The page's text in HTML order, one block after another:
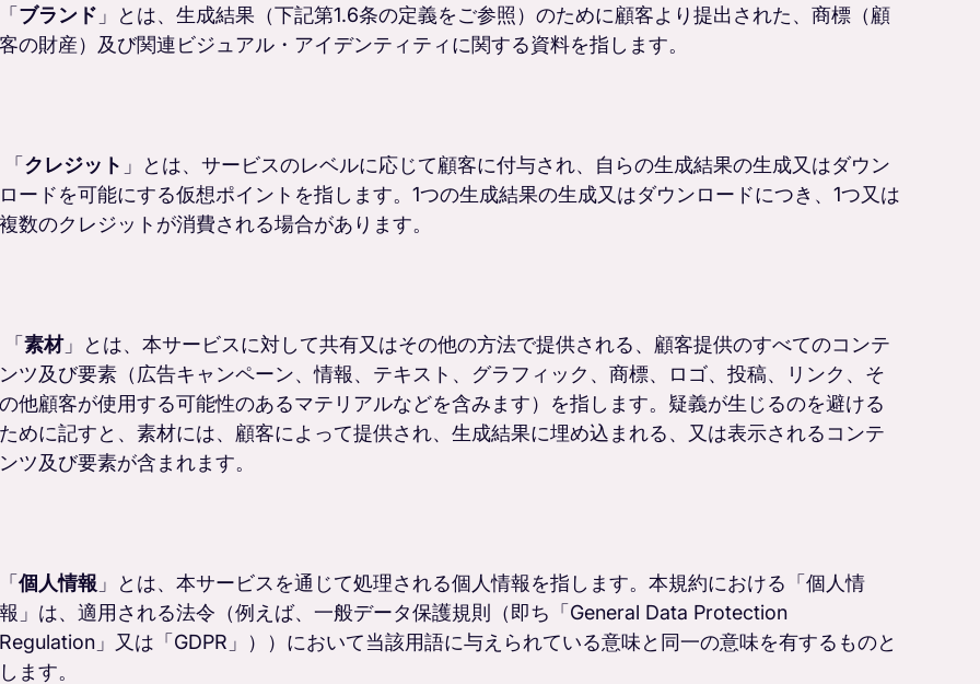
ブランド 」とは、生成結果（下記第1.6条の定義をご参照）のために顧客より提出された、商標（顧
の財産）及び関連ビジュアル・アイデンティティに関する資料を指します。
クレジット 」とは、サービスのレベルに応じて顧客に付与され、自らの生成結果の生成又はダウン
ードを可能にする仮想ポイントを指します。1つの生成結果の生成又はダウンロードにつき、1つ又は
数のクレジットが消費される場合があります。
素材」とは、本サービスに対して共有又はその他の方法で提供される、顧客提供のすべてのコンテ
ツ及び要素（広告キャンペーン、情報、テキスト、グラフィック、商標、ロゴ、投稿、リンク、そ
他顧客が使用する可能性のあるマテリアルなどを含みます）を指します。疑義が生じるのを避ける
めに記すと、素材には、顧客によって提供され、生成結果に埋め込まれる、又は表示されるコンテ
ツ及び要素が含まれます。
個人情報 」とは、本サービスを通じて処理される個人情報を指します。本規約における「個人情
」は、適用される法令（例えば、一般データ保護規則（即ち「General Data Protection
」又は「GDPR」））において当該用語に与えられている意味と同一の意味を有するものと
ます。